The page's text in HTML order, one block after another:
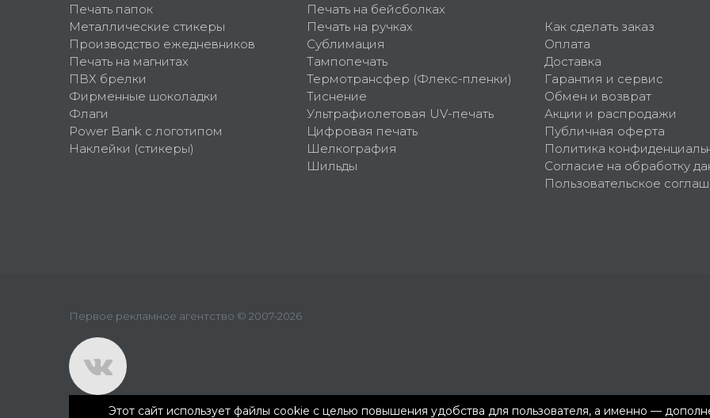
Печать папок
Металлические стикеры
Производство ежедневников
Печать на магнитах
ПВХ брелки
Фирменные шоколадки
Флаги
Power Bank с логотипом
Наклейки (стикеры)
Печать на бейсболках
Печать на ручках
Сублимация
Тампопечать
Термотрансфер (Флекс-пленки)
Тиснение
Ультрафиолетовая UV-печать
Цифровая печать
Шелкография
Шильды
Как сделать заказ
Оплата
Доставка
Гарантия и сервис
Обмен и возврат
Акции и распродажи
Публичная оферта
Политика
Согласие на обработку
Пользовательское
Первое рекламное агентство © 2007-2026
Этот сайт использует файлы cookie с целью повышения удобства для пользователя, а именно —